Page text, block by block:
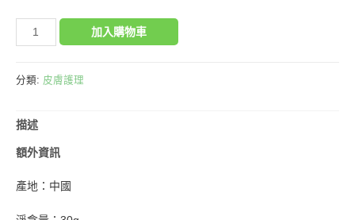
草
痕
量
加入購物車
分類: 皮膚護理
描述
額外資訊
產地：中國